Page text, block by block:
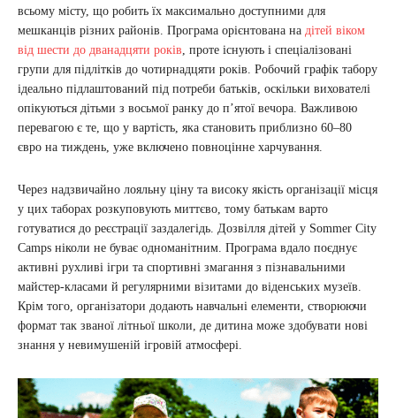
всьому місту, що робить їх максимально доступними для
мешканців різних районів. Програма орієнтована на дітей віком
від шести до дванадцяти років , проте існують і спеціалізовані
групи для підлітків до чотирнадцяти років. Робочий графік табору
ідеально підлаштований під потреби батьків, оскільки вихователі
опікуються дітьми з восьмої ранку до п’ятої вечора. Важливою
перевагою є те, що у вартість, яка становить приблизно 60–80
євро на тиждень, уже включено повноцінне харчування.
Через надзвичайно лояльну ціну та високу якість організації місця
у цих таборах розкуповують миттєво, тому батькам варто
готуватися до реєстрації заздалегідь. Дозвілля дітей у Sommer City
Camps ніколи не буває одноманітним. Програма вдало поєднує
активні рухливі ігри та спортивні змагання з пізнавальними
майстер-класами й регулярними візитами до віденських музеїв.
Крім того, організатори додають навчальні елементи, створюючи
формат так званої літньої школи, де дитина може здобувати нові
знання у невимушеній ігровій атмосфері.